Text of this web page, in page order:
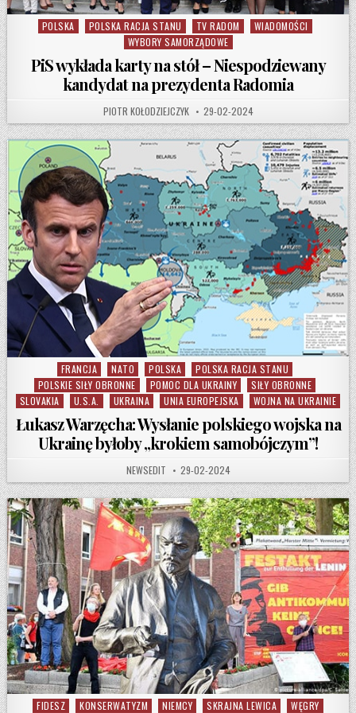
Posted in
POLSKA POLSKA RACJA STANU TV RADOM
WIADOMOŚCI
WYBORY SAMORZĄDOWE
PiS wykłada karty na stół – Niespodziewany
kandydat na prezydenta Radomia
AUTHOR:
PIOTR KOŁODZIEJCZYK PUBLISHED DATE:
29-02-2024
Posted in
FRANCJA NATO POLSKA
POLSKA RACJA STANU
POLSKIE SIŁY OBRONNE
POMOC DLA UKRAINY
SIŁY OBRONNE
SLOVAKIA
U.S.A. UKRAINA UNIA EUROPEJSKA WOJNA NA UKRAINIE
Łukasz Warzęcha: Wysłanie polskiego wojska na
Ukrainę byłoby „krokiem samobójczym”!
AUTHOR:
NEWSEDIT PUBLISHED DATE:
29-02-2024
Posted in
FIDESZ KONSERWATYZM NIEMCY SKRAJNA LEWICA WĘGRY